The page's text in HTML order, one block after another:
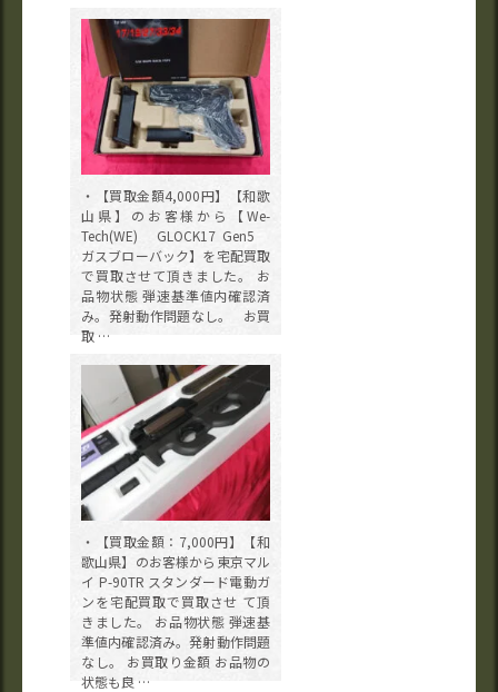
・【買取金額4,000円】【和歌
山県】のお客様から【We-
Tech(WE) GLOCK17 Gen5
ガスブローバック】を宅配買取
で買取させて頂きました。 お
品物状態 弾速基準値内確認済
み。発射動作問題なし。 お買
取 …
・【買取金額：7,000円】【和
歌山県】のお客様から東京マル
イ P-90TR スタンダード電動ガ
ンを宅配買取で買取させ て頂
きました。 お品物状態 弾速基
準値内確認済み。発射動作問題
なし。 お買取り金額 お品物の
状態も良 …